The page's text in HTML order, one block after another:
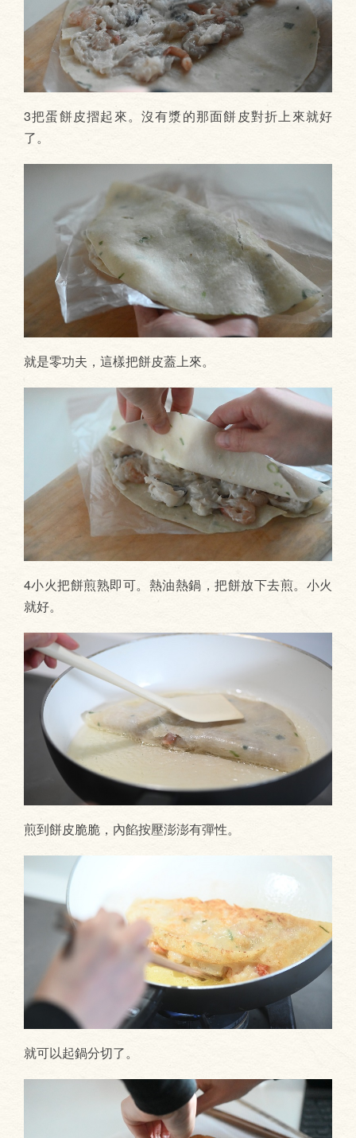
3把蛋餅皮摺起來。沒有漿的那面餅皮對折上來就好
了。
就是零功夫，這樣把餅皮蓋上來。
4小火把餅煎熟即可。熱油熱鍋，把餅放下去煎。小火
就好。
煎到餅皮脆脆，內餡按壓澎澎有彈性。
就可以起鍋分切了。